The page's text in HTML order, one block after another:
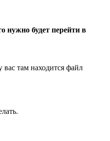
нужно будет перейти в
там находится файл